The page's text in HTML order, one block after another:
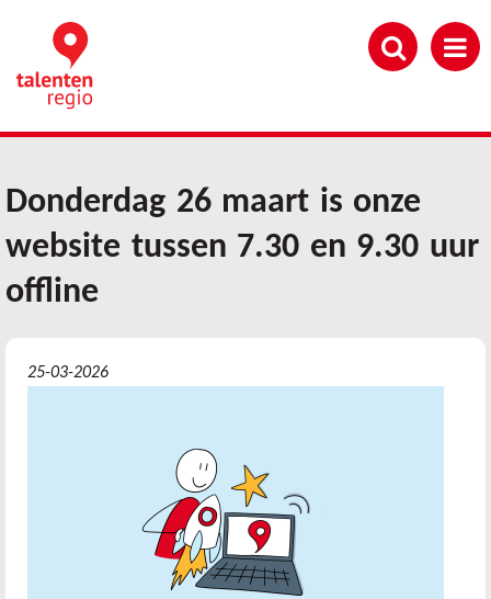
Donderdag 26 maart is onze
website tussen 7.30 en 9.30 uur
offline
25-03-2026